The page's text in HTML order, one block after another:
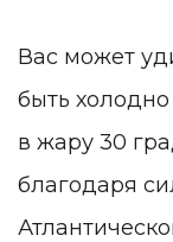
Вас может
быть
в жару 30
благодаря